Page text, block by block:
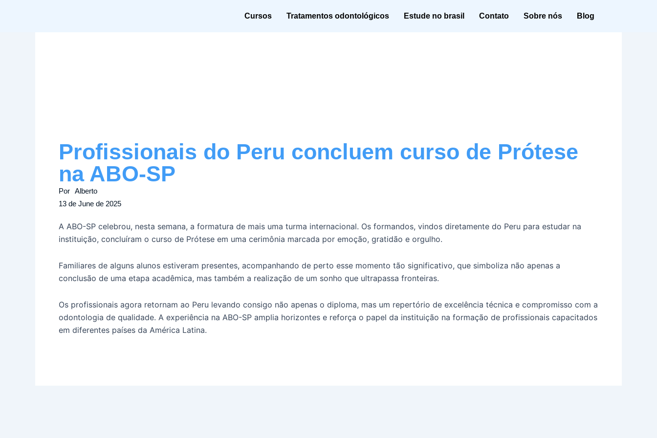
Cursos Tratamentos odontológicos Estude no brasil Contato Sobre nós Blog
Profissionais do Peru concluem curso de Prótese
na ABO-SP
Por Alberto
13 de June de 2025
A ABO-SP celebrou, nesta semana, a formatura de mais uma turma internacional. Os formandos, vindos diretamente do Peru para estudar na
instituição, concluíram o curso de Prótese em uma cerimônia marcada por emoção, gratidão e orgulho.
Familiares de alguns alunos estiveram presentes, acompanhando de perto esse momento tão significativo, que simboliza não apenas a
conclusão de uma etapa acadêmica, mas também a realização de um sonho que ultrapassa fronteiras.
Os profissionais agora retornam ao Peru levando consigo não apenas o diploma, mas um repertório de excelência técnica e compromisso com a
odontologia de qualidade. A experiência na ABO-SP amplia horizontes e reforça o papel da instituição na formação de profissionais capacitados
em diferentes países da América Latina.